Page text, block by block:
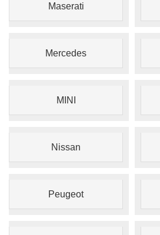
Maserati
Mercedes
MINI
Nissan
Peugeot